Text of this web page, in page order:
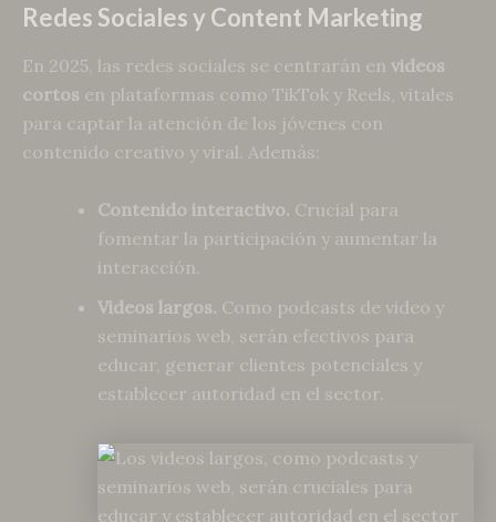
Redes Sociales y Content Marketing
En 2025, las redes sociales se centrarán en videos
cortos en plataformas como TikTok y Reels, vitales
para captar la atención de los jóvenes con
contenido creativo y viral. Además:
Contenido interactivo. Crucial para
fomentar la participación y aumentar la
interacción.
Videos largos. Como podcasts de video y
seminarios web, serán efectivos para
educar, generar clientes potenciales y
establecer autoridad en el sector.